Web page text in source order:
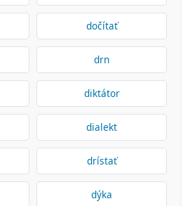
dočítať
drn
diktátor
dialekt
drístať
dýka